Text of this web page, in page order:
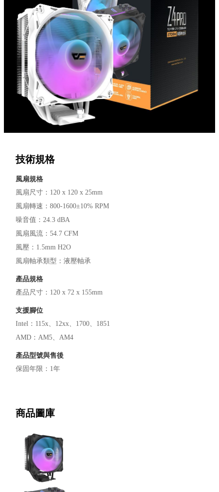
技術規格
風扇規格
風扇尺寸 ： 120 x 120 x 25mm
風扇轉速 ： 800-1600±10% RPM
噪音值 ： 24.3 dBA
風扇風流 ： 54.7 CFM
風壓 ： 1.5mm H2O
風扇軸承類型 ： 液壓軸承
產品規格
產品尺寸 ： 120 x 72 x 155mm
支援腳位
Intel ： 115x 12xx 1700
1851
AMD ： AM5 AM4
產品型號與售後
保固年限 ： 1年
商品圖庫